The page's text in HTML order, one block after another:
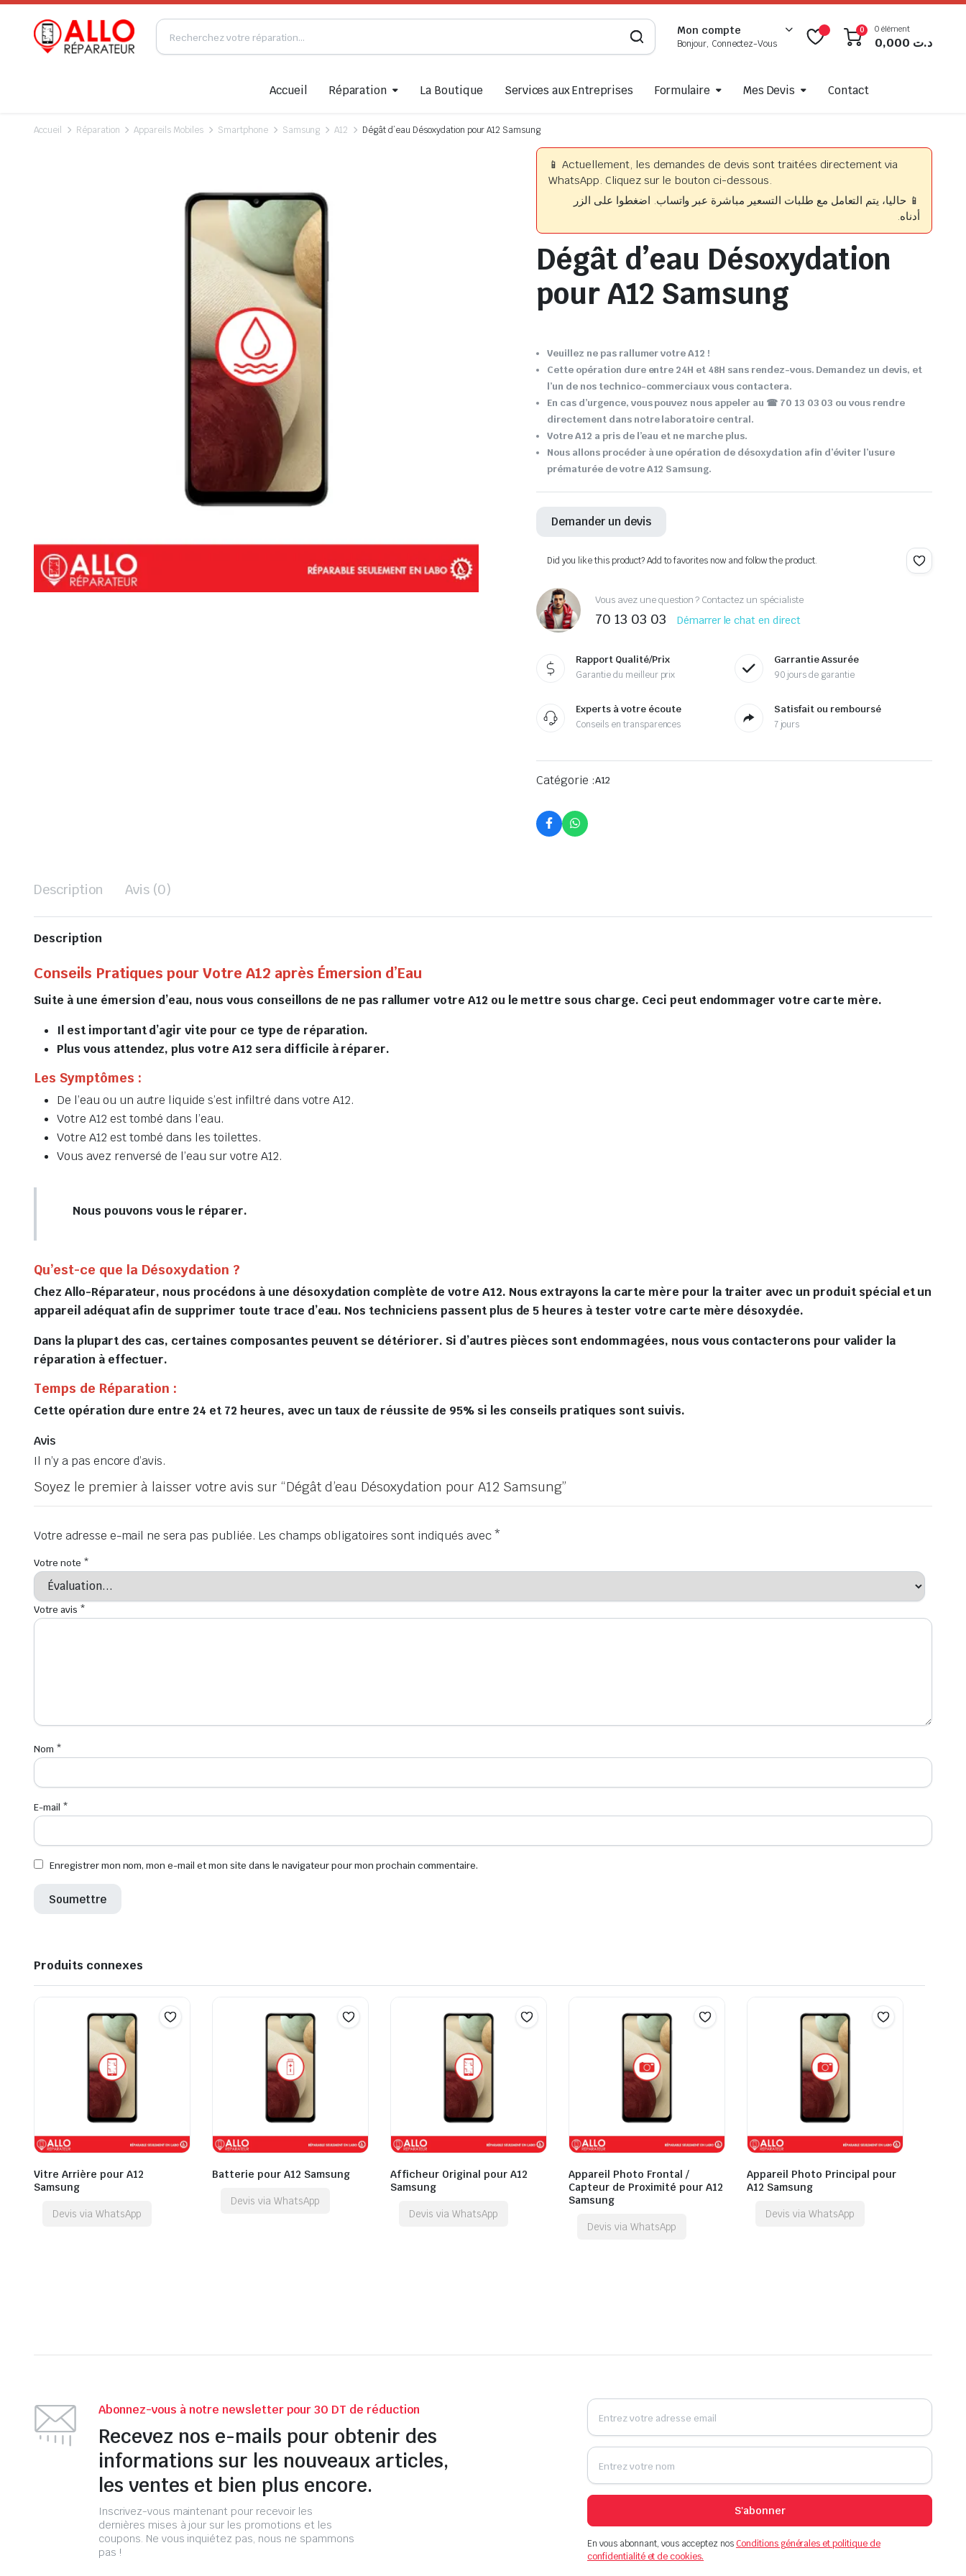
Mon compte
Bonjour, Connectez-Vous
0 0 élément
د.ت
Accueil Réparation La Boutique Services aux Entreprises Formulaire Mes Devis Contact
Accueil Réparation Appareils Mobiles Smartphone Samsung A12 Dégât d’eau Désoxydation pour A12 Samsung
📱 Actuellement, les demandes de devis sont traitées directement via
WhatsApp. Cliquez sur le bouton ci-dessous.
📱 حاليا، يتم التعامل مع طلبات التسعير مباشرة عبر واتساب. اضغطوا على الزر
أدناه.
Dégât d’eau Désoxydation
pour A12 Samsung
Veuillez ne pas rallumer votre A12 !
Cette opération dure entre 24H et 48H sans rendez-vous. Demandez un devis, et
l’un de nos technico-commerciaux vous contactera.
En cas d’urgence, vous pouvez nous appeler au ☎ 70 13 03 03 ou vous rendre
directement dans notre laboratoire central.
Votre A12 a pris de l’eau et ne marche plus.
Nous allons procéder à une opération de désoxydation afin d’éviter l’usure
prématurée de votre A12 Samsung.
Demander un devis
Did you like this product? Add to favorites now and follow the product.
Vous avez une question ? Contactez un spécialiste
70 13 03 03 Démarrer le chat en direct
Rapport Qualité/Prix
Garantie du meilleur prix
Garrantie Assurée
90 jours de garantie
Experts à votre écoute
Conseils en transparences
Satisfait ou remboursé
7 jours
Catégorie :A12
Description Avis (0)
Description
Conseils Pratiques pour Votre A12 après Émersion d’Eau
Suite à une émersion d’eau, nous vous conseillons de ne pas rallumer votre A12 ou le mettre sous charge. Ceci peut endommager votre carte mère.
Il est important d’agir vite pour ce type de réparation.
Plus vous attendez, plus votre A12 sera difficile à réparer.
Les Symptômes :
De l’eau ou un autre liquide s’est infiltré dans votre A12.
Votre A12 est tombé dans l’eau.
Votre A12 est tombé dans les toilettes.
Vous avez renversé de l’eau sur votre A12.
Nous pouvons vous le réparer.
Qu’est-ce que la Désoxydation ?
Chez Allo-Réparateur, nous procédons à une désoxydation complète de votre A12. Nous extrayons la carte mère pour la traiter avec un produit spécial et un
appareil adéquat afin de supprimer toute trace d’eau. Nos techniciens passent plus de 5 heures à tester votre carte mère désoxydée.
Dans la plupart des cas, certaines composantes peuvent se détériorer. Si d’autres pièces sont endommagées, nous vous contacterons pour valider la
réparation à effectuer.
Temps de Réparation :
Cette opération dure entre 24 et 72 heures, avec un taux de réussite de 95% si les conseils pratiques sont suivis.
Avis
Il n’y a pas encore d’avis.
Soyez le premier à laisser votre avis sur “Dégât d’eau Désoxydation pour A12 Samsung”
Votre adresse e-mail ne sera pas publiée. Les champs obligatoires sont indiqués avec*
Votre note *
Votre avis *
Nom *
E-mail *
Enregistrer mon nom, mon e-mail et mon site dans le navigateur pour mon prochain commentaire.
Produits connexes
Vitre Arrière pour A12
Samsung
Devis via WhatsApp
Batterie pour A12 Samsung
Devis via WhatsApp
Afficheur Original pour A12
Samsung
Devis via WhatsApp
Appareil Photo Frontal /
Capteur de Proximité pour A12
Samsung
Devis via WhatsApp
Appareil Photo Principal pour
A12 Samsung
Devis via WhatsApp
Abonnez-vous à notre newsletter pour 30 DT de réduction
Recevez nos e-mails pour obtenir des
informations sur les nouveaux articles,
les ventes et bien plus encore.
Inscrivez-vous maintenant pour recevoir les
dernières mises à jour sur les promotions et les
coupons. Ne vous inquiétez pas, nous ne spammons
pas !
S'abonner
En vous abonnant, vous acceptez nosConditions générales et politique de
confidentialité et de cookies.